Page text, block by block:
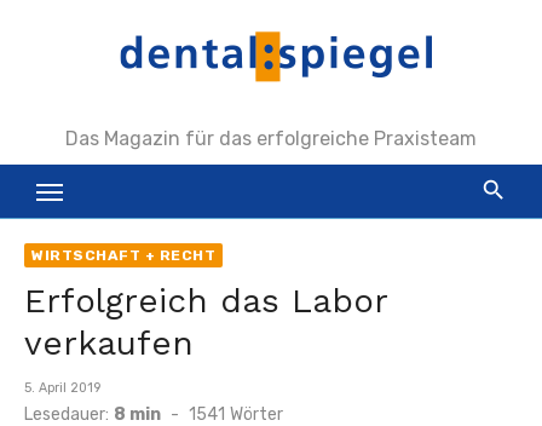
Das Magazin für das erfolgreiche Praxisteam
WIRTSCHAFT + RECHT
Erfolgreich das Labor
verkaufen
Veröffentlicht
am
5. April 2019
Lesedauer: 8 min - 1541 Wörter